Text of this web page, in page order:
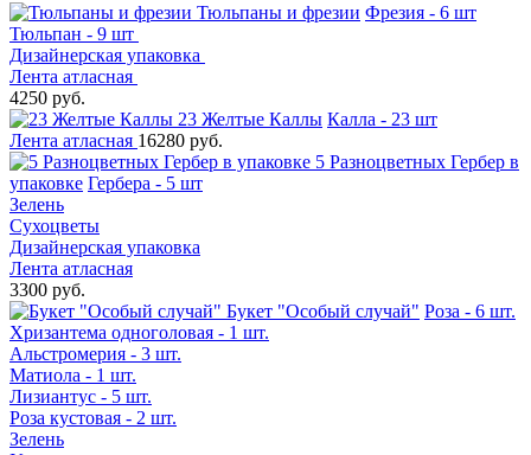
Тюльпаны и фрезии Фрезия - 6 шт
Тюльпан - 9 шт
Дизайнерская упаковка
Лента атласная
4250 руб.
23 Желтые Каллы Калла - 23 шт
Лента атласная 16280 руб.
5 Разноцветных Гербер в
упаковке Гербера - 5 шт
Зелень
Сухоцветы
Дизайнерская упаковка
Лента атласная
3300 руб.
Букет "Особый случай" Роза - 6 шт.
Хризантема одноголовая - 1 шт.
Альстромерия - 3 шт.
Матиола - 1 шт.
Лизиантус - 5 шт.
Роза кустовая - 2 шт.
Зелень